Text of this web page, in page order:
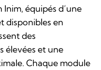
équipés d’une
disponibles en
des
élevées et une
Chaque module